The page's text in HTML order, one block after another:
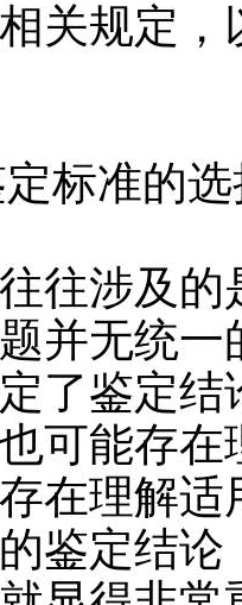
关规定，
标准的选
涉及的
并无统一
了鉴定结
可能存在
在理解
鉴定结